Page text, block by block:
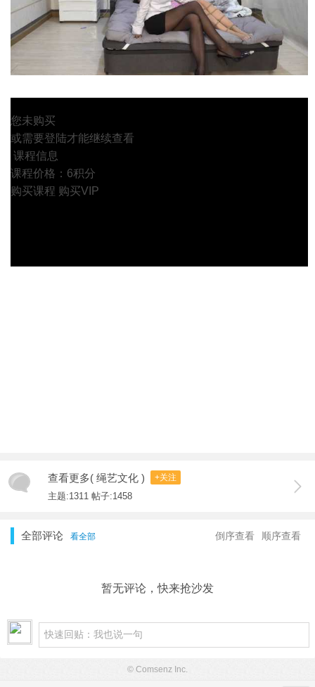
您未购买
或需要登陆才能继续查看
课程信息
课程价格：6积分
购买课程 购买VIP
查看更多( 绳艺文化 ) +关注
主题:1311 帖子:1458
全部评论 看全部 顺序查看
倒序查看
暂无评论，快来抢沙发
© Comsenz Inc.